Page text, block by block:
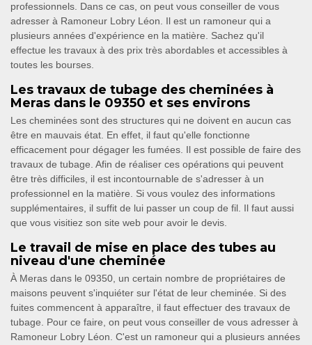
professionnels. Dans ce cas, on peut vous conseiller de vous
adresser à Ramoneur Lobry Léon. Il est un ramoneur qui a
plusieurs années d'expérience en la matière. Sachez qu'il
effectue les travaux à des prix très abordables et accessibles à
toutes les bourses.
Les travaux de tubage des cheminées à
Meras dans le 09350 et ses environs
Les cheminées sont des structures qui ne doivent en aucun cas
être en mauvais état. En effet, il faut qu'elle fonctionne
efficacement pour dégager les fumées. Il est possible de faire des
travaux de tubage. Afin de réaliser ces opérations qui peuvent
être très difficiles, il est incontournable de s'adresser à un
professionnel en la matière. Si vous voulez des informations
supplémentaires, il suffit de lui passer un coup de fil. Il faut aussi
que vous visitiez son site web pour avoir le devis.
Le travail de mise en place des tubes au
niveau d'une cheminée
À Meras dans le 09350, un certain nombre de propriétaires de
maisons peuvent s'inquiéter sur l'état de leur cheminée. Si des
fuites commencent à apparaître, il faut effectuer des travaux de
tubage. Pour ce faire, on peut vous conseiller de vous adresser à
Ramoneur Lobry Léon. C'est un ramoneur qui a plusieurs années